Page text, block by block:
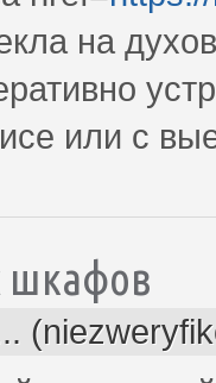
на
или с
шкафов